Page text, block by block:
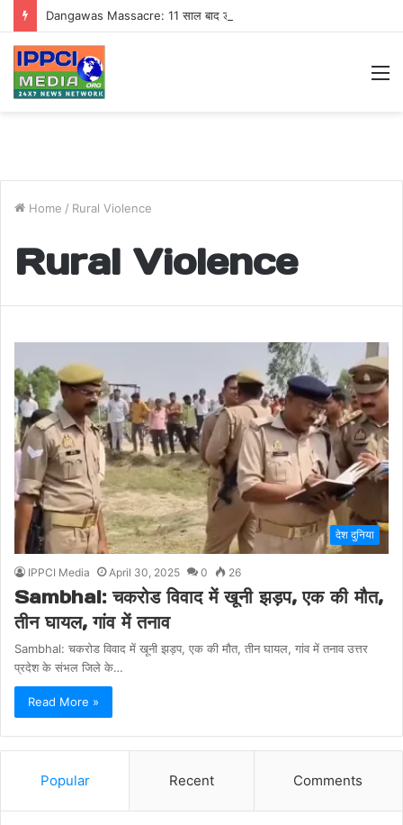
Home / Rural Violence
Rural Violence
देश दुनिया
IPPCI Media April 30, 2025 0 26
Sambhal: चकरोड विवाद में खूनी झड़प, एक की मौत,
तीन घायल, गांव में तनाव
Sambhal: चकरोड विवाद में खूनी झड़प, एक की मौत, तीन घायल, गांव में तनाव उत्तर
प्रदेश के संभल जिले के…
Read More »
Popular Recent Comments